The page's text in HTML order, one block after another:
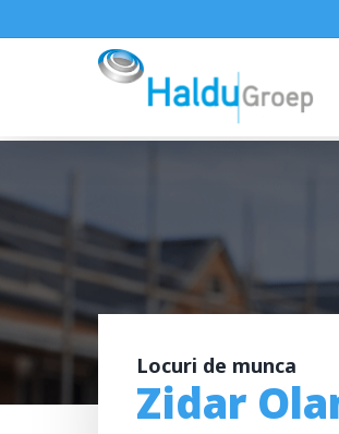
to
Locuri de munca
Zidar